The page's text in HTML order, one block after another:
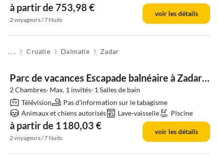
à partir de 753,98 €
2 voyageurs / 7 Nuits
voir les détails
. . . Croatie Dalmatie Zadar
Parc de vacances Escapade balnéaire à Zadar pour 5 personnes
2 Chambres· Max. 1 invités· 1 Salles de bain
Télévision
Pas d'information sur le tabagisme
Animaux et chiens autorisés
Lave-vaisselle Piscine
à partir de 1 180,03 €
2 voyageurs / 7 Nuits
voir les détails